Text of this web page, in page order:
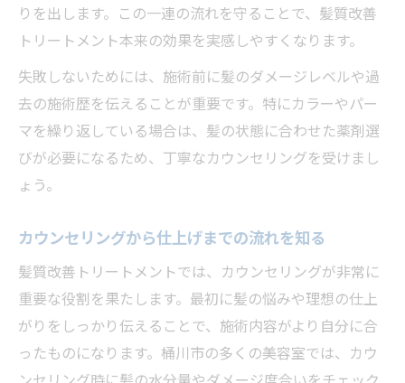
りを出します。この一連の流れを守ることで、髪質改善
トリートメント本来の効果を実感しやすくなります。
失敗しないためには、施術前に髪のダメージレベルや過
去の施術歴を伝えることが重要です。特にカラーやパー
マを繰り返している場合は、髪の状態に合わせた薬剤選
びが必要になるため、丁寧なカウンセリングを受けまし
ょう。
カウンセリングから仕上げまでの流れを知る
髪質改善トリートメントでは、カウンセリングが非常に
重要な役割を果たします。最初に髪の悩みや理想の仕上
がりをしっかり伝えることで、施術内容がより自分に合
ったものになります。桶川市の多くの美容室では、カウ